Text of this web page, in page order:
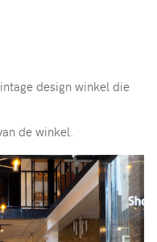
design winkel die
de winkel.